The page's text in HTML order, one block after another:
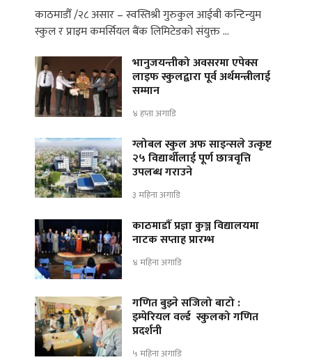
काठमाडौँ /२८ असार – स्वस्तिश्री गुरुकुल आईबी कन्टिन्युम
स्कुल र प्राइम कमर्सियल बैंक लिमिटेडको संयुक्त …
भानुजयन्तीको अवसरमा एपेक्स
लाइफ स्कुलद्वारा पूर्व अर्थमन्त्रीलाई
सम्मान
४ हप्ता अगाडि
ग्लोबल स्कुल अफ साइन्सले उत्कृष्ट
२५ विद्यार्थीलाई पूर्ण छात्रवृत्ति
उपलब्ध गराउने
३ महिना अगाडि
काठमाडौँ प्रज्ञा कुञ्ज विद्यालयमा
नाटक सप्ताह प्रारम्भ
४ महिना अगाडि
गणित बुझ्ने सजिलो बाटो :
इम्पेरियल वर्ल्ड स्कुलको गणित
प्रदर्शनी
५ महिना अगाडि